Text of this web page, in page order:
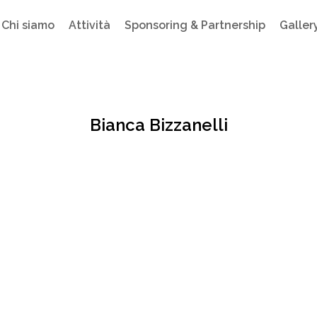
Chi siamo Attività Sponsoring & Partnership
Bianca Bizzanelli